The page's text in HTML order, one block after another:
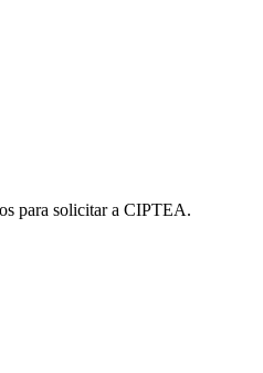
para solicitar a CIPTEA.